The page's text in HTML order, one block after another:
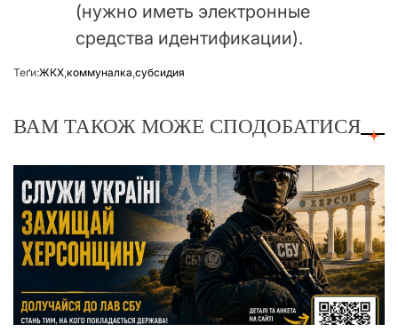
(нужно иметь электронные
средства идентификации).
Теґи:ЖКХ,коммуналка,субсидия
ВАМ ТАКОЖ МОЖЕ СПОДОБАТИСЯ